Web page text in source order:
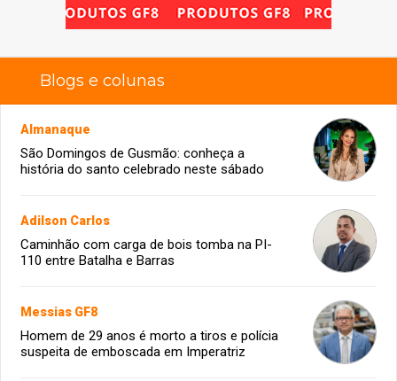
Blogs e colunas
Almanaque
São Domingos de Gusmão: conheça a
história do santo celebrado neste sábado
Adilson Carlos
Caminhão com carga de bois tomba na PI-
110 entre Batalha e Barras
Messias GF8
Homem de 29 anos é morto a tiros e polícia
suspeita de emboscada em Imperatriz